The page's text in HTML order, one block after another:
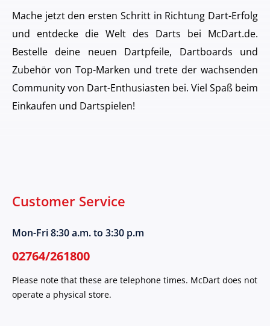
Mache jetzt den ersten Schritt in Richtung Dart-Erfolg
und entdecke die Welt des Darts bei McDart.de.
Bestelle deine neuen Dartpfeile, Dartboards und
Zubehör von Top-Marken und trete der wachsenden
Community von Dart-Enthusiasten bei. Viel Spaß beim
Einkaufen und Dartspielen!
Customer Service
Mon-Fri 8:30 a.m. to 3:30 p.m
02764/261800
Please note that these are telephone times. McDart does not
operate a physical store.